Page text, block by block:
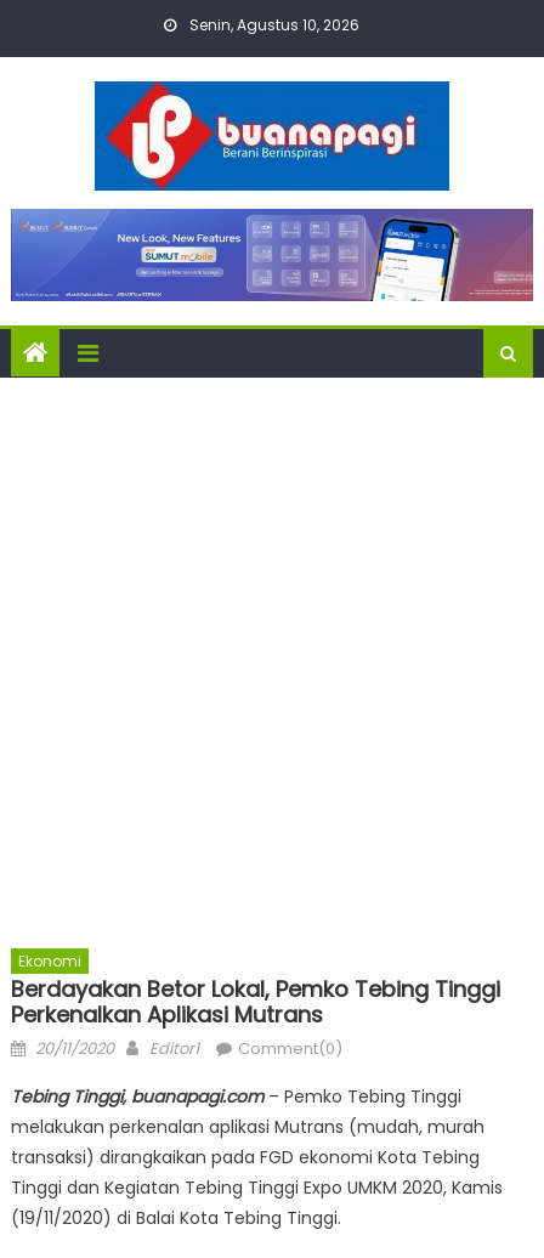
Senin, Agustus 10, 2026
Ekonomi
Berdayakan Betor Lokal, Pemko Tebing Tinggi
Perkenalkan Aplikasi Mutrans
Posted
20/11/2020 Author
Editor1 Comment(0)
Tebing Tinggi, buanapagi.com– Pemko Tebing Tinggi
melakukan perkenalan aplikasi Mutrans (mudah, murah
transaksi) dirangkaikan pada FGD ekonomi Kota Tebing
Tinggi dan Kegiatan Tebing Tinggi Expo UMKM 2020, Kamis
(19/11/2020) di Balai Kota Tebing Tinggi.